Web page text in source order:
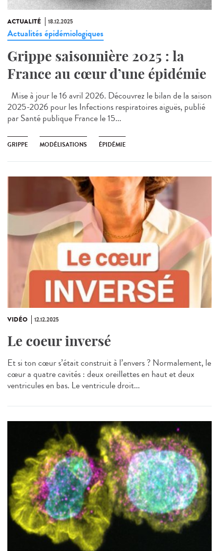
ACTUALITÉ 18.12.2025
Actualités épidémiologiques
Grippe saisonnière 2025 : la
France au cœur d’une épidémie
Mise à jour le 16 avril 2026. Découvrez le bilan de la saison
2025-2026 pour les Infections respiratoires aiguës, publié
par Santé publique France le 15...
GRIPPE MODÉLISATIONS ÉPIDÉMIE
VIDÉO 12.12.2025
Le coeur inversé
Et si ton cœur s’était construit à l’envers ? Normalement, le
cœur a quatre cavités : deux oreillettes en haut et deux
ventricules en bas. Le ventricule droit...